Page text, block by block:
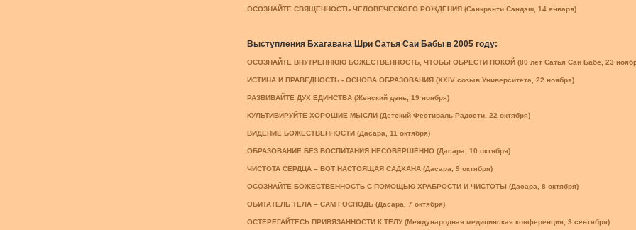
ОСОЗНАЙТЕ СВЯЩЕННОСТЬ ЧЕЛОВЕЧЕСКОГО РОЖДЕНИЯ (Санкранти Сандэш, 14 января)
Выступления Бхагавана Шри Сатья Саи Бабы в 2005 году:
ОСОЗНАЙТЕ ВНУТРЕННЮЮ БОЖЕСТВЕННОСТЬ, ЧТОБЫ ОБРЕСТИ ПОКОЙ (80 лет Сатья Саи Бабе, 23
ИСТИНА И ПРАВЕДНОСТЬ - ОСНОВА ОБРАЗОВАНИЯ (XXIV созыв Университета, 22 ноября)
РАЗВИВАЙТЕ ДУХ ЕДИНСТВА (Женский день, 19 ноября)
КУЛЬТИВИРУЙТЕ ХОРОШИЕ МЫСЛИ (Детский Фестиваль Радости, 22 октября)
ВИДЕНИЕ БОЖЕСТВЕННОСТИ (Дасара, 11 октября)
ОБРАЗОВАНИЕ БЕЗ ВОСПИТАНИЯ НЕСОВЕРШЕННО (Дасара, 10 октября)
ЧИСТОТА СЕРДЦА – ВОТ НАСТОЯЩАЯ САДХАНА (Дасара, 9 октября)
ОСОЗНАЙТЕ БОЖЕСТВЕННОСТЬ С ПОМОЩЬЮ ХРАБРОСТИ И ЧИСТОТЫ (Дасара, 8 октября)
ОБИТАТЕЛЬ ТЕЛА – САМ ГОСПОДЬ (Дасара, 7 октября)
ОСТЕРЕГАЙТЕСЬ ПРИВЯЗАННОСТИ К ТЕЛУ (Международная медицинская конференция, 3 сентября)